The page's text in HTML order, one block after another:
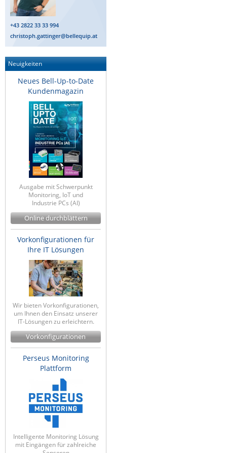
+43 2822 33 33 994
christoph.gattinger@bellequip.at
Neuigkeiten
Neues Bell-Up-to-Date
Kundenmagazin
Ausgabe mit Schwerpunkt
Monitoring, IoT und
Industrie PCs (AI)
Online durchblättern
Vorkonfigurationen für
Ihre IT Lösungen
Wir bieten Vorkonfigurationen,
um Ihnen den Einsatz unserer
IT-Lösungen zu erleichtern.
Vorkonfigurationen
Perseus Monitoring
Plattform
Intelligente Monitoring Lösung
mit Eingängen für zahlreiche